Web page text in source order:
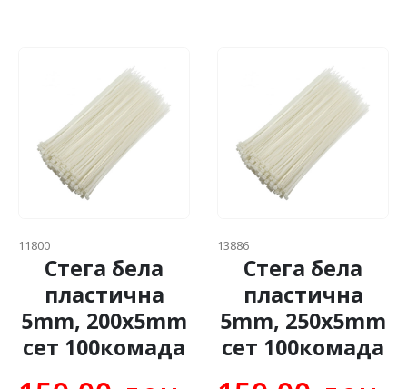
11800
Стега бела
пластична
5mm, 200x5mm
сет 100комада
13886
Стега бела
пластична
5mm, 250x5mm
сет 100комада